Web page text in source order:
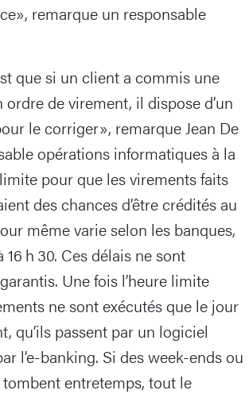
remarque un responsable
que si un client a commis une
de virement, il dispose d’un
le corriger», remarque Jean De
opérations informatiques à la
limite pour que les virements faits
des chances d’être crédités au
même varie selon les banques,
16 h 30. Ces délais ne sont
Une fois l’heure limite
ne sont exécutés que le jour
qu’ils passent par un logiciel
l’e-banking. Si des week-ends ou
entretemps, tout le